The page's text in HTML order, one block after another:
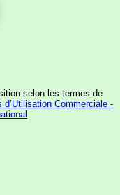
selon les termes de
Commerciale -